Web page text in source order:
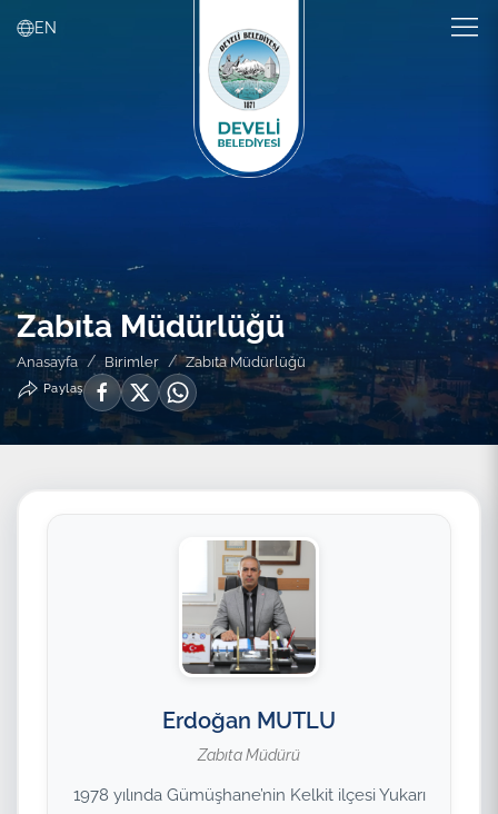
EN
Zabıta Müdürlüğü
Anasayfa Birimler Zabıta Müdürlüğü
Paylaş
Erdoğan MUTLU
Zabıta Müdürü
1978 yılında Gümüşhane’nin Kelkit ilçesi Yukarı